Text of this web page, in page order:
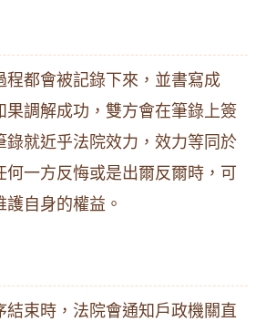
程都會被記錄下來，並書寫成
果調解成功，雙方會在筆錄上簽
錄就近乎法院效力，效力等同於
一方反悔或是出爾反爾時，可
自身的權益。
結束時，法院會通知戶政機關直